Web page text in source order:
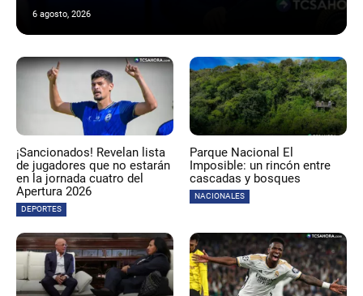
6 agosto, 2026
¡Sancionados! Revelan lista
de jugadores que no estarán
en la jornada cuatro del
Apertura 2026
DEPORTES
Parque Nacional El
Imposible: un rincón entre
cascadas y bosques
NACIONALES